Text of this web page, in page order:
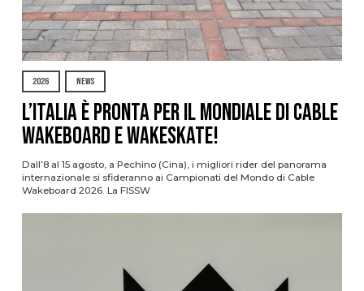
2026 NEWS
L’Italia è pronta per il Mondiale di Cable
Wakeboard e Wakeskate!
Dall’8 al 15 agosto, a Pechino (Cina), i migliori rider del panorama
internazionale si sfideranno ai Campionati del Mondo di Cable
Wakeboard 2026. La FISSW